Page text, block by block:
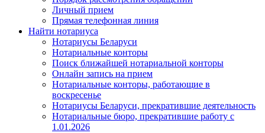
Личный прием
Прямая телефонная линия
Найти нотариуса
Нотариусы Беларуси
Нотариальные конторы
Поиск ближайшей нотариальной конторы
Онлайн запись на прием
Нотариальные конторы, работающие в
воскресенье
Нотариусы Беларуси, прекратившие деятельность
Нотариальные бюро, прекратившие работу с
1.01.2026